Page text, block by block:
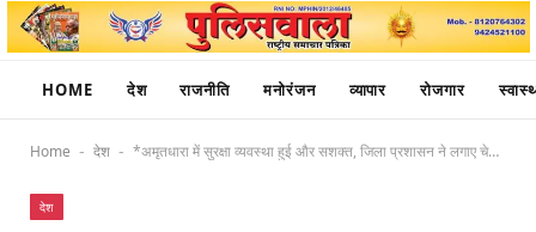
HOME देश राजनीति मनोरंजन व्यापार रोजगार
Home - देश - *अमृतधारा में सुरक्षा व्यवस्था हुई और सशक्त, जिला प्रशासन ने लगाए चेतावनी बोर्ड*
देश